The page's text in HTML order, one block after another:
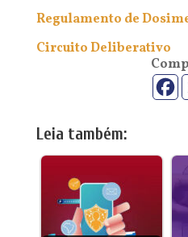
Regulamento de
Circuito Deliberativo
Leia também: